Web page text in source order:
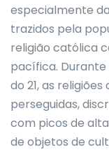
especialmente
trazidos pela
religião católica
pacífica. Durante
do 21, as
perseguidas,
com picos de
de objetos de